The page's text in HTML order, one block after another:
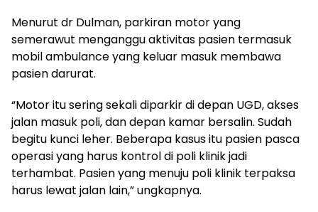
Menurut dr Dulman, parkiran motor yang
semerawut menganggu aktivitas pasien termasuk
mobil ambulance yang keluar masuk membawa
pasien darurat.
“Motor itu sering sekali diparkir di depan UGD, akses
jalan masuk poli, dan depan kamar bersalin. Sudah
begitu kunci leher. Beberapa kasus itu pasien pasca
operasi yang harus kontrol di poli klinik jadi
terhambat. Pasien yang menuju poli klinik terpaksa
harus lewat jalan lain,” ungkapnya.